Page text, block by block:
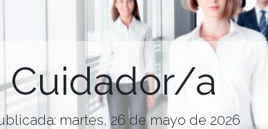
Cuidador/a
martes, 26 de mayo de 2026